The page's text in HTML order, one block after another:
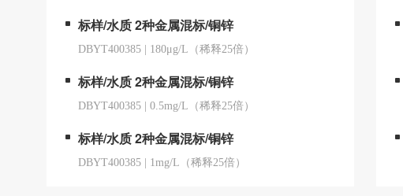
标样/水质 2种金属混标/铜锌
DBYT400385 180μg/L（稀释25倍）
标样/水质 2种金属混标/铜锌
DBYT400385 0.5mg/L（稀释25倍）
标样/水质 2种金属混标/铜锌
DBYT400385 1mg/L（稀释25倍）